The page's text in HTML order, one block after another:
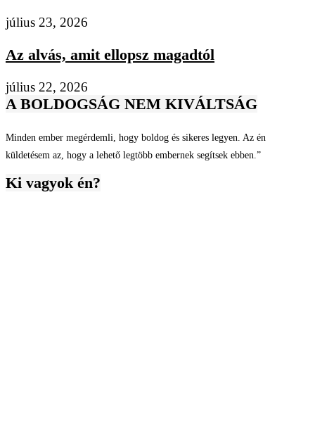
július 23, 2026
Az alvás, amit ellopsz magadtól
július 22, 2026
A BOLDOGSÁG NEM KIVÁLTSÁG
Minden ember megérdemli, hogy boldog és sikeres legyen. Az én
küldetésem az, hogy a lehető legtöbb embernek segítsek ebben.”
Ki vagyok én?